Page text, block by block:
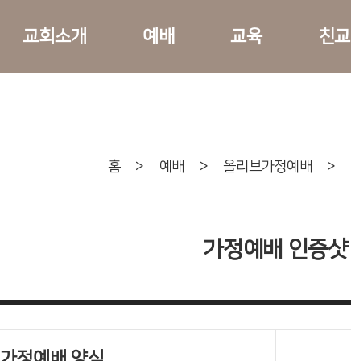
교회소개 예배 교육 친교
홈 > 예배 > 올리브가정예배 >
가정예배 인증샷